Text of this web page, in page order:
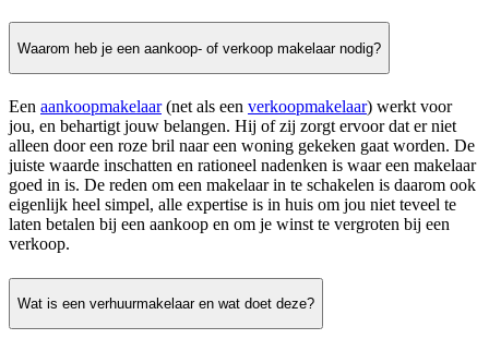
Waarom heb je een aankoop- of verkoop makelaar nodig?
Een aankoopmakelaar(net als een verkoopmakelaar) werkt voor
jou, en behartigt jouw belangen. Hij of zij zorgt ervoor dat er niet
alleen door een roze bril naar een woning gekeken gaat worden. De
juiste waarde inschatten en rationeel nadenken is waar een makelaar
goed in is. De reden om een makelaar in te schakelen is daarom ook
eigenlijk heel simpel, alle expertise is in huis om jou niet teveel te
laten betalen bij een aankoop en om je winst te vergroten bij een
verkoop.
Wat is een verhuurmakelaar en wat doet deze?